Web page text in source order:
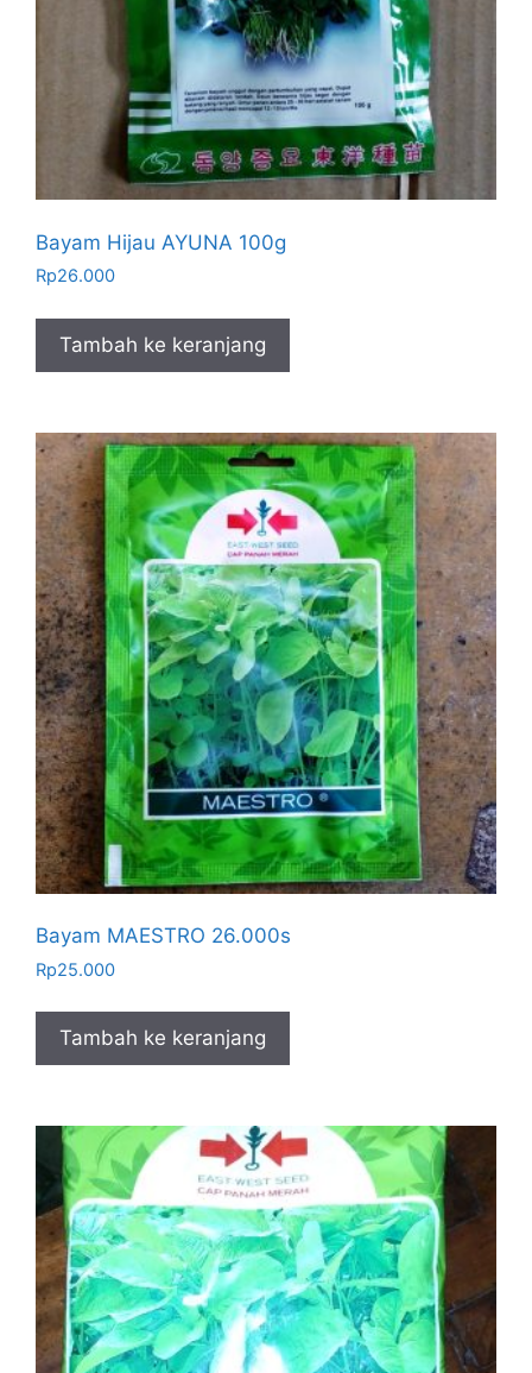
Bayam Hijau AYUNA 100g
Rp26.000
Tambah ke keranjang
Bayam MAESTRO 26.000s
Rp25.000
Tambah ke keranjang